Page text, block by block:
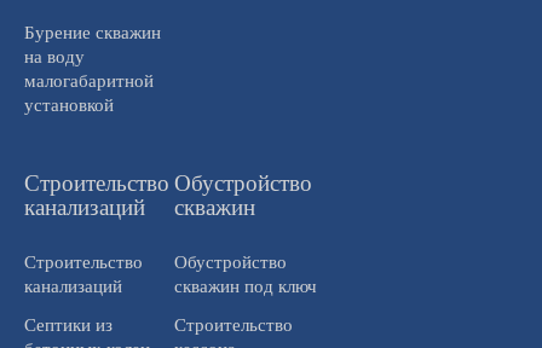
Бурение скважин
на воду
малогабаритной
установкой
Строительство
канализаций
Строительство
канализаций
Септики из
Обустройство
скважин
Обустройство
скважин под ключ
Строительство